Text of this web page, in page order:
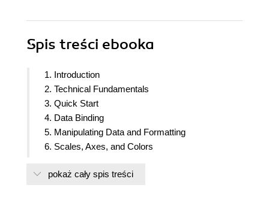
Spis treści ebooka
1. Introduction
2. Technical Fundamentals
3. Quick Start
4. Data Binding
5. Manipulating Data and Formatting
6. Scales, Axes, and Colors
8. Animation and Interactivity
pokaż cały spis treści